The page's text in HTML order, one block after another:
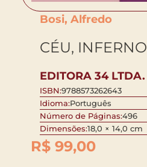
Bosi, Alfredo
CÉU, INFERNO
EDITORA 34 LTDA.
ISBN:9788573262643
Idioma:Português
Número de Páginas:496
Dimensões:18,0 × 14,0 cm
R$ 99,00